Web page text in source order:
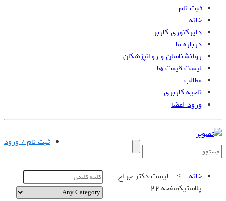
ثبت نام
خانه
دایرکتوری کاربر
درباره ما
روانشناسان و روانپزشکان
لیست قیمت ها
مطالب
ناحیه کاربری
ورود اعضا
ثبت نام / ورود
خانه > لیست دکتر جراح
پلاستیکصفحه 22